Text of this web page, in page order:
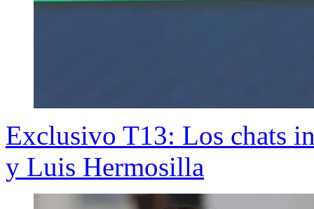
Exclusivo T13: Los chats
y Luis Hermosilla